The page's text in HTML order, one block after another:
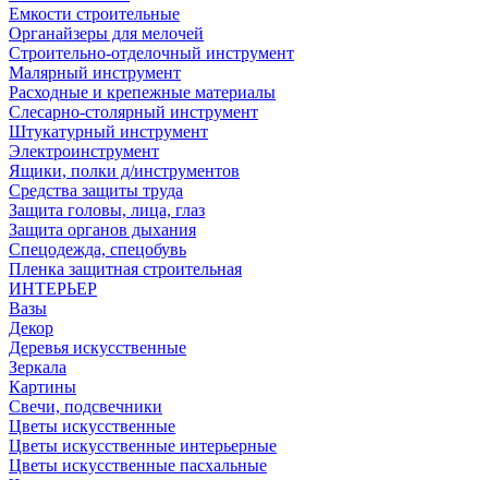
Емкости строительные
Органайзеры для мелочей
Строительно-отделочный инструмент
Малярный инструмент
Расходные и крепежные материалы
Слесарно-столярный инструмент
Штукатурный инструмент
Электроинструмент
Ящики, полки д/инструментов
Средства защиты труда
Защита головы, лица, глаз
Защита органов дыхания
Спецодежда, спецобувь
Пленка защитная строительная
ИНТЕРЬЕР
Вазы
Декор
Деревья искусственные
Зеркала
Картины
Свечи, подсвечники
Цветы искусственные
Цветы искусственные интерьерные
Цветы искусственные пасхальные